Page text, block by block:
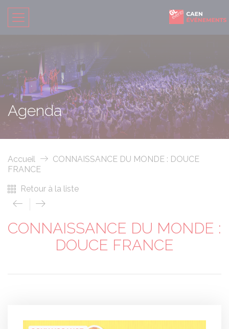
Agenda
Accueil
CONNAISSANCE DU MONDE : DOUCE
FRANCE
Retour à la liste
CONNAISSANCE DU MONDE :
DOUCE FRANCE